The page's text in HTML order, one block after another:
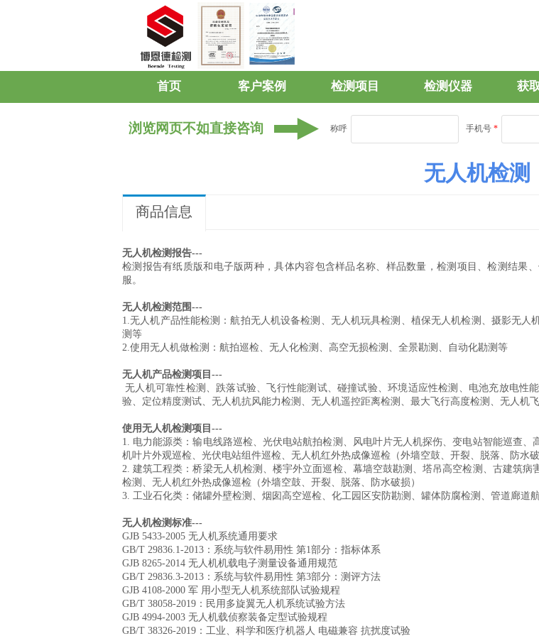
首页 客户案例 检测项目 检测仪器 获
称呼 手机号 *
浏览网页不如直接咨询
无人机检测
商品信息
无人机检测报告---
检测报告有纸质版和电子版两种，具体内容包含样品名称、样品数量，检测项目、检测结果
服。
无人机检测范围---
1.无人机产品性能检测：航拍无人机设备检测、无人机玩具检测、植保无人机检测、摄影无
测等
2.使用无人机做检测：航拍巡检、无人化检测、高空无损检测、全景勘测、自动化勘测等
无人机产品检测项目 ---
无人机可靠性检测、跌落试验、飞行性能测试、碰撞试验、环境适应性检测、电池充放电性
验、定位精度测试、无人机抗风能力检测、无人机遥控距离检测、最大飞行高度检测、无人机
使用无人机检测项目---
1. 电力能源类：输电线路巡检、光伏电站航拍检测、风电叶片无人机探伤、变电站智能巡查
机叶片外观巡检、光伏电站组件巡检、无人机红外热成像巡检（外墙空鼓、开裂、脱落、防水破
2. 建筑工程类：桥梁无人机检测、楼宇外立面巡检、幕墙空鼓勘测、塔吊高空检测、古建筑
检测、无人机红外热成像巡检（外墙空鼓、开裂、脱落、防水破损）
3. 工业石化类：储罐外壁检测、烟囱高空巡检、化工园区安防勘测、罐体防腐检测、管道廊道
无人机检测标准---
GJB 5433-2005 无人机系统通用要求
GB/T 29836.1-2013：系统与软件易用性 第1部分：指标体系
GJB 8265-2014 无人机机载电子测量设备通用规范
GB/T 29836.3-2013：系统与软件易用性 第3部分：测评方法
GJB 4108-2000 军 用小型无人机系统部队试验规程
GB/T 38058-2019：民用多旋翼无人机系统试验方法
GJB 4994-2003 无人机载侦察装备定型试验规程
GB/T 38326-2019：工业、科学和医疗机器人 电磁兼容 抗扰度试验